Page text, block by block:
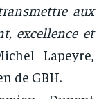
aux
excellence et
Lapeyre,
de GBH.